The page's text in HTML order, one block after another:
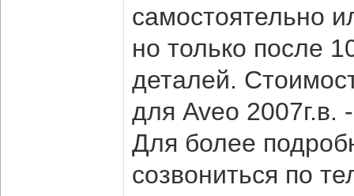
самостоятельно
но только после
деталей.
для Aveo 2007г.в.
Для более
созвониться по